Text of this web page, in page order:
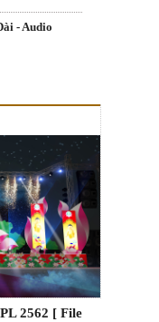
- Audio
2562 [ File